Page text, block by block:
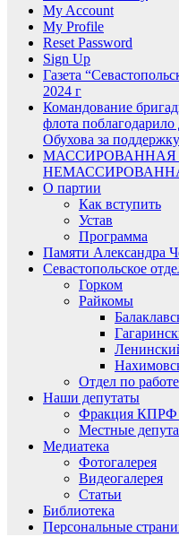
My Account
My Profile
Reset Password
Sign Up
Газета
2024 г
Командование
флота
Обухова за поддержку
О партии
Как вступить
Устав
Программа
Памяти Александра
Севастопольское
Горком
Райкомы
Отдел по
Наши депутаты
Фракция КПРФ
Местные
Медиатека
Фотогалерея
Видеогалерея
Статьи
Библиотека
Персональные